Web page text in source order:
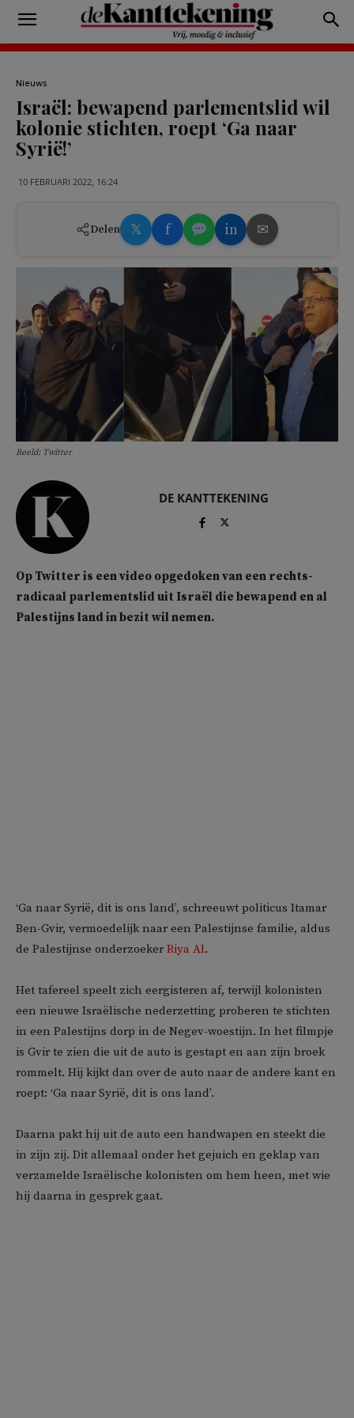
Nieuws
Israël: bewapend parlementslid wil
kolonie stichten, roept ‘Ga naar
Syrië!’
10 FEBRUARI 2022, 16:24
Delen 𝕏 f in ✉
Beeld: Twitter
DE KANTTEKENING
Op Twitter is een video opgedoken van een rechts-
radicaal parlementslid uit Israël die bewapend en al
Palestijns land in bezit wil nemen.
‘Ga naar Syrië, dit is ons land’, schreeuwt politicus Itamar
Ben-Gvir, vermoedelijk naar een Palestijnse familie, aldus
de Palestijnse onderzoeker Riya Al.
Het tafereel speelt zich eergisteren af, terwijl kolonisten
een nieuwe Israëlische nederzetting proberen te stichten
in een Palestijns dorp in de Negev-woestijn. In het filmpje
is Gvir te zien die uit de auto is gestapt en aan zijn broek
rommelt. Hij kijkt dan over de auto naar de andere kant en
roept: ‘Ga naar Syrië, dit is ons land’.
Daarna pakt hij uit de auto een handwapen en steekt die
in zijn zij. Dit allemaal onder het gejuich en geklap van
verzamelde Israëlische kolonisten om hem heen, met wie
hij daarna in gesprek gaat.